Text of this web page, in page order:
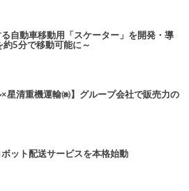
自動車移動用「スケーター」を開発・導
5分で移動可能に～
×星清重機運輸㈱】グループ会社で販売力の
ット配送サービスを本格始動